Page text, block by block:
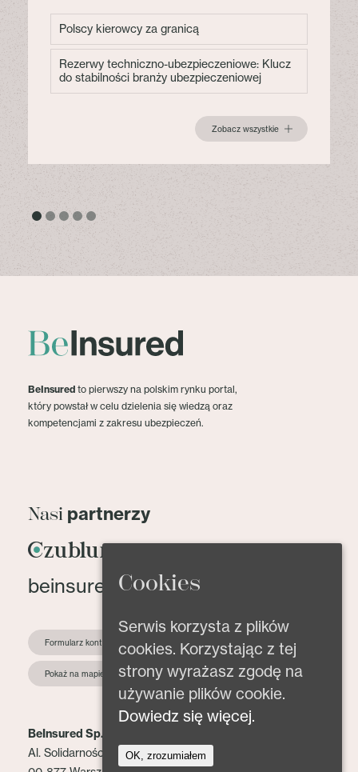
Polscy kierowcy za granicą
Rezerwy techniczno-ubezpieczeniowe: Klucz
do stabilności branży ubezpieczeniowej
Zobacz wszystkie
BeInsured to pierwszy na polskim rynku portal,
który powstał w celu dzielenia się wiedzą oraz
kompetencjami z zakresu ubezpieczeń.
Nasi partnerzy
beinsured@beinsured.pl
Formularz kontaktowy
Pokaż na mapie
BeInsured Sp. z o.o.
Al. Solidarności 153 lok. 2
Cookies
Serwis korzysta z plików
cookies. Korzystając z tej
strony wyrażasz zgodę na
używanie plików cookie.
Dowiedz się więcej.
OK, zrozumiałem